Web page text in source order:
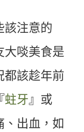
該注意的
大啖美食是
都該趁年前
蛀牙』或
、出血，如